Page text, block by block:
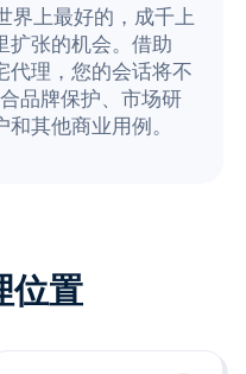
界上最好的，成千上
扩张的机会。借助
理，您的会话将不
品牌保护、市场研
其他商业用例。
位置